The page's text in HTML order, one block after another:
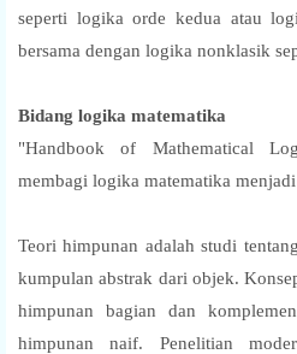
seperti logika orde kedua atau
bersama dengan logika nonklasik
Bidang logika matematika
"Handbook of Mathematical
membagi logika matematika
Teori himpunan adalah studi
kumpulan abstrak dari objek.
himpunan bagian dan
himpunan naif. Penelitian